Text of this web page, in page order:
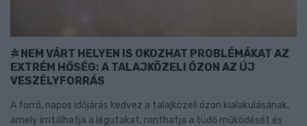
NEM VÁRT HELYEN IS OKOZHAT PROBLÉMÁKAT AZ
EXTRÉM HŐSÉG: A TALAJKÖZELI ÓZON AZ ÚJ
VESZÉLYFORRÁS
A forró, napos időjárás kedvez a talajközeli ózon kialakulásának,
amely irritálhatja a légutakat, ronthatja a tüdő működését és